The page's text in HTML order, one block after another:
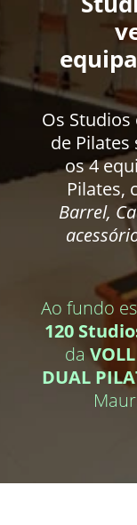
Os
de
os 4
Pilates,
Barrel,
Ao fundo
120
da
DUAL